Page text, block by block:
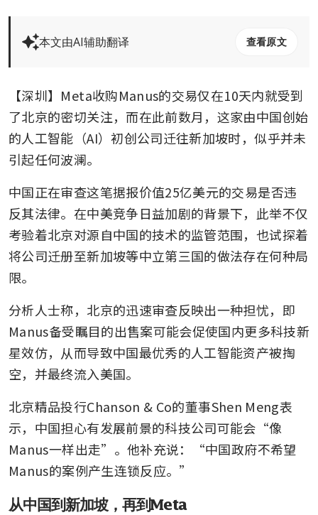
本文由AI辅助翻译 查看原文
【深圳】Meta收购Manus的交易仅在10天内就受到
了北京的密切关注，而在此前数月，这家由中国创始
的人工智能（AI）初创公司迁往新加坡时，似乎并未
引起任何波澜。
中国正在审查这笔据报价值25亿美元的交易是否违
反其法律。在中美竞争日益加剧的背景下，此举不仅
考验着北京对源自中国的技术的监管范围，也试探着
将公司迁册至新加坡等中立第三国的做法存在何种局
限。
分析人士称，北京的迅速审查反映出一种担忧，即
Manus备受瞩目的出售案可能会促使国内更多科技新
星效仿，从而导致中国最优秀的人工智能资产被掏
空，并最终流入美国。
北京精品投行Chanson & Co的董事Shen Meng表
示，中国担心有发展前景的科技公司可能会“像
Manus一样出走”。他补充说：“中国政府不希望
Manus的案例产生连锁反应。”
从中国到新加坡，再到Meta